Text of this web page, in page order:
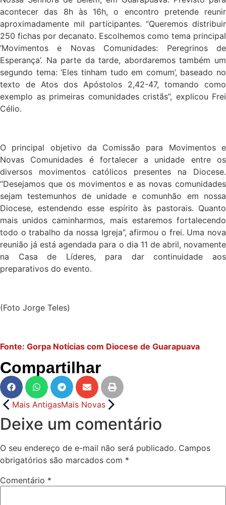
acontecer das 8h às 16h, o encontro pretende reunir
aproximadamente mil participantes. “Queremos distribuir
250 fichas por decanato. Escolhemos como tema principal
‘Movimentos e Novas Comunidades: Peregrinos de
Esperança’. Na parte da tarde, abordaremos também um
segundo tema: ‘Eles tinham tudo em comum’, baseado no
texto de Atos dos Apóstolos 2,42-47, tomando como
exemplo as primeiras comunidades cristãs”, explicou Frei
Célio.
O principal objetivo da Comissão para Movimentos e
Novas Comunidades é fortalecer a unidade entre os
diversos movimentos católicos presentes na Diocese.
“Desejamos que os movimentos e as novas comunidades
sejam testemunhos de unidade e comunhão em nossa
Diocese, estendendo esse espírito às pastorais. Quanto
mais unidos caminharmos, mais estaremos fortalecendo
todo o trabalho da nossa Igreja”, afirmou o frei. Uma nova
reunião já está agendada para o dia 11 de abril, novamente
na Casa de Líderes, para dar continuidade aos
preparativos do evento.
(Foto Jorge Teles)
Fonte: Gorpa Notícias com Diocese de Guarapuava
Compartilhar
Mais AntigasMais Novas
Deixe um comentário
O seu endereço de e-mail não será publicado. Campos
obrigatórios são marcados com *
Comentário *